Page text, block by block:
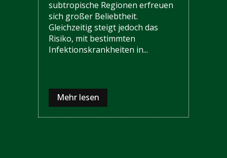
subtropische Regionen erfreuen
sich großer Beliebtheit.
Gleichzeitig steigt jedoch das
Risiko, mit bestimmten
Infektionskrankheiten in...
Mehr lesen